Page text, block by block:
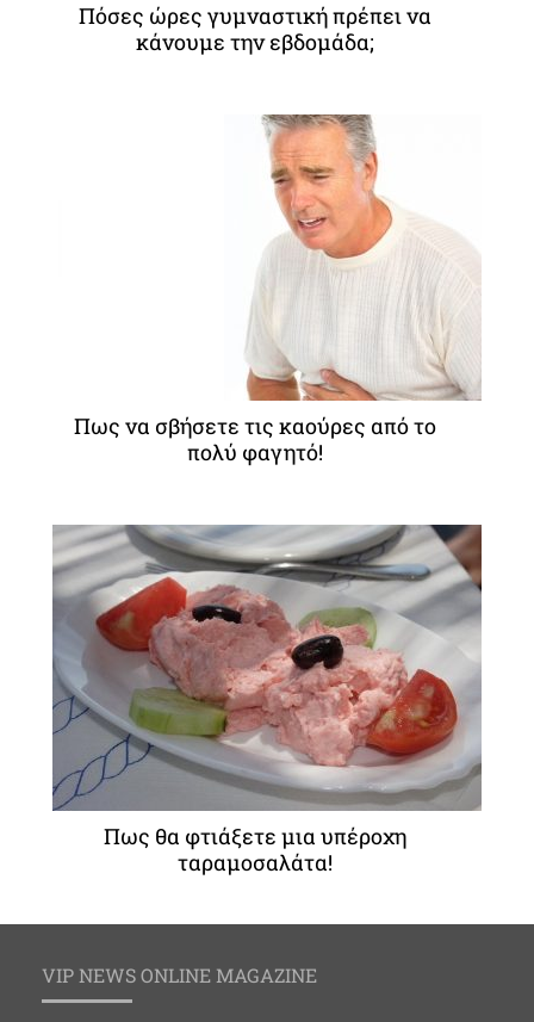
Πόσες ώρες γυμναστική πρέπει να
κάνουμε την εβδομάδα;
Πως να σβήσετε τις καούρες από το
πολύ φαγητό!
Πως θα φτιάξετε μια υπέροχη
ταραμοσαλάτα!
VIP NEWS ONLINE MAGAZINE